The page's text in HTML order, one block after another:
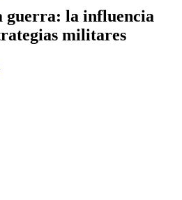
guerra: la influencia
militares